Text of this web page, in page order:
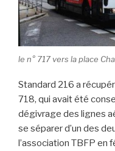
le n° 717 vers la place
Standard 216 a
718, qui avait été
dégivrage des lignes
se séparer d’un des
l’association TBFP en